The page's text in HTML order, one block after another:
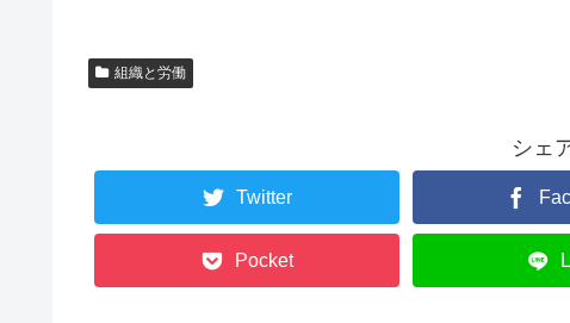
組織と労働
シェ
Twitter
Pocket